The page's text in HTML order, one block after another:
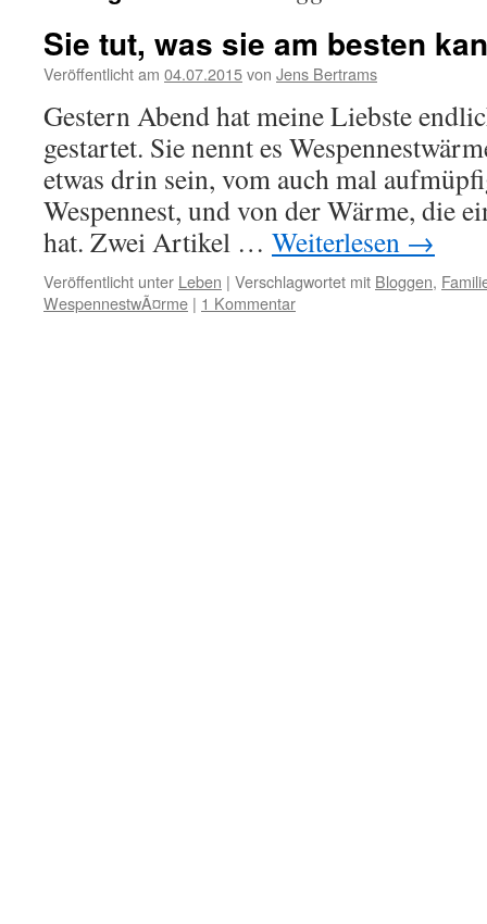
Sie tut, was sie am besten
Veröffentlicht am 04.07.2015von Jens Bertrams
Gestern Abend hat meine Liebste
gestartet. Sie nennt es
etwas drin sein, vom auch mal
Wespennest, und von der Wärme, die
hat. Zwei Artikel … Weiterlesen →
Veröffentlicht unter Leben | Verschlagwortet mit Bloggen,
WespennestwÃ¤rme | 1 Kommentar